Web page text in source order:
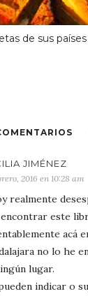
de sus
JIMÉNEZ
2016 en 10:28 am
realmente
este
acá
no lo he
lugar.
indicar o